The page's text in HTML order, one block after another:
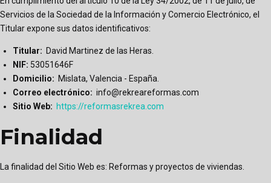
Servicios de la Sociedad de la Información y Comercio Electrónico, el
Titular expone sus datos identificativos:
Titular: David Martinez de las Heras.
NIF: 53051646F
Domicilio: Mislata, Valencia - España.
Correo electrónico: info@rekreareformas.com
Sitio Web: https://reformasrekrea.com
Finalidad
La finalidad del Sitio Web es: Reformas y proyectos de viviendas.